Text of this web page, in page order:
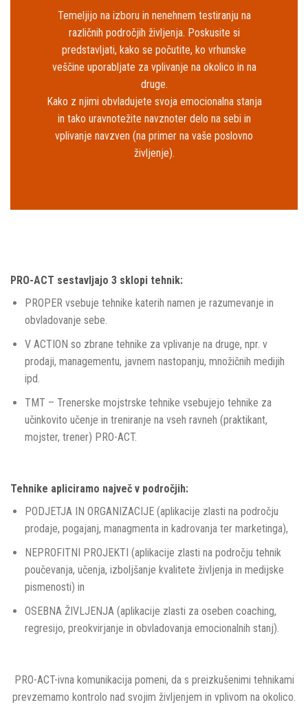
Temeljijo na izboru in nenehnem testiranju na
različnih področjih življenja. Poskusite si
predstavljati, kako se počutite, ko vrhunske
veščine uporabljate za vplivanje na okolico in na
druge.
Kako z njimi obvladujete svoja emocionalna stanja
in tako uravnotežite navznoter delo na sebi in
vplivanje navzven (na primer na vaše poslovno
življenje).
PRO-ACT sestavljajo 3 sklopi tehnik:
PROPER vsebuje tehnike katerih namen je razumevanje in
obvladovanje sebe.
V ACTION so zbrane tehnike za vplivanje na druge, npr. v
prodaji, managementu, javnem nastopanju, množičnih medijih
ipd.
TMT – Trenerske mojstrske tehnike vsebujejo tehnike za
učinkovito učenje in treniranje na vseh ravneh (praktikant,
mojster, trener) PRO-ACT.
Tehnike apliciramo največ v področjih:
PODJETJA IN ORGANIZACIJE (aplikacije zlasti na področju
prodaje, pogajanj, managmenta in kadrovanja ter marketinga),
NEPROFITNI PROJEKTI (aplikacije zlasti na področju tehnik
poučevanja, učenja, izboljšanje kvalitete življenja in medijske
pismenosti) in
OSEBNA ŽIVLJENJA (aplikacije zlasti za oseben coaching,
regresijo, preokvirjanje in obvladovanja emocionalnih stanj).
PRO-ACT-ivna komunikacija pomeni, da s preizkušenimi tehnikami
prevzemamo kontrolo nad svojim življenjem in vplivom na okolico.